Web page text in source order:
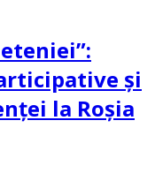
și
la Roșia